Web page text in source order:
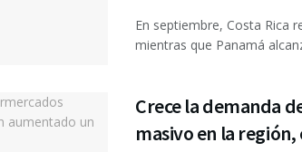
En septiembre, Costa Rica
mientras que Panamá
Crece la demanda
masivo en la